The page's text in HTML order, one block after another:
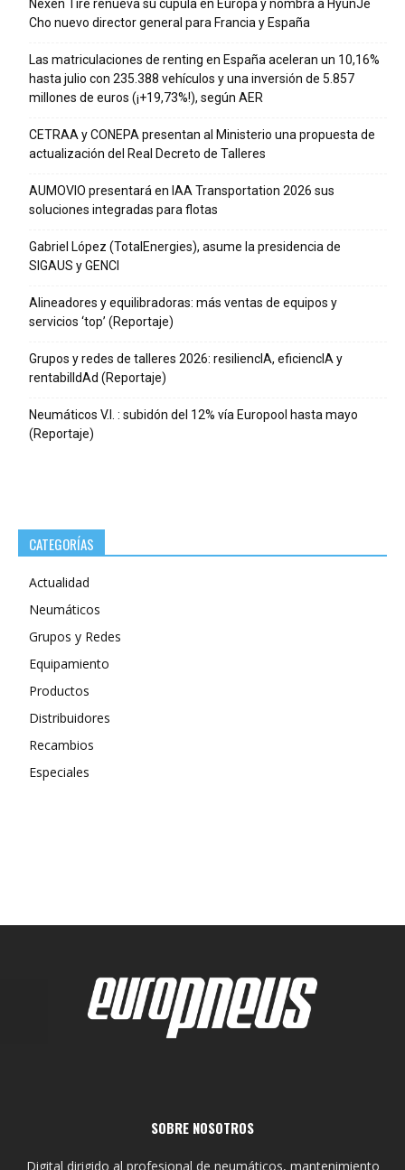
Nexen Tire renueva su cúpula en Europa y nombra a HyunJe
Cho nuevo director general para Francia y España
Las matriculaciones de renting en España aceleran un 10,16%
hasta julio con 235.388 vehículos y una inversión de 5.857
millones de euros (¡+19,73%!), según AER
CETRAA y CONEPA presentan al Ministerio una propuesta de
actualización del Real Decreto de Talleres
AUMOVIO presentará en IAA Transportation 2026 sus
soluciones integradas para flotas
Gabriel López (TotalEnergies), asume la presidencia de
SIGAUS y GENCI
Alineadores y equilibradoras: más ventas de equipos y
servicios ‘top’ (Reportaje)
Grupos y redes de talleres 2026: resiliencIA, eficiencIA y
rentabilIdAd (Reportaje)
Neumáticos V.I. : subidón del 12% vía Europool hasta mayo
(Reportaje)
CATEGORÍAS
Actualidad
Neumáticos
Grupos y Redes
Equipamiento
Productos
Distribuidores
Recambios
Especiales
SOBRE NOSOTROS
Digital dirigido al profesional de neumáticos, mantenimiento